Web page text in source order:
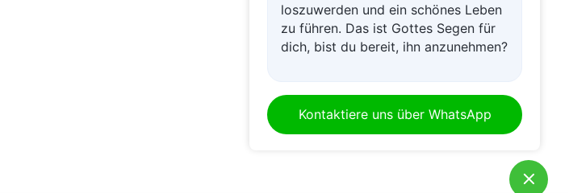
loszuwerden und ein schönes Leben
zu führen. Das ist Gottes Segen für
dich, bist du bereit, ihn anzunehmen?
Kontaktiere uns über WhatsApp